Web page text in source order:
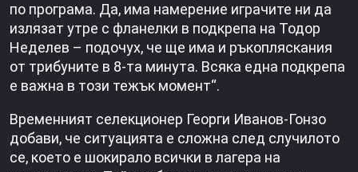
по програма. Да, има намерение играчите ни да
излязат утре с фланелки в подкрепа на Тодор
Неделев – подочух, че ще има и ръкопляскания
от трибуните в 8-та минута. Всяка една подкрепа
е важна в този тежък момент“.
Временният селекционер Георги Иванов-Гонзо
добави, че ситуацията е сложна след случилото
се, което е шокирало всички в лагера на